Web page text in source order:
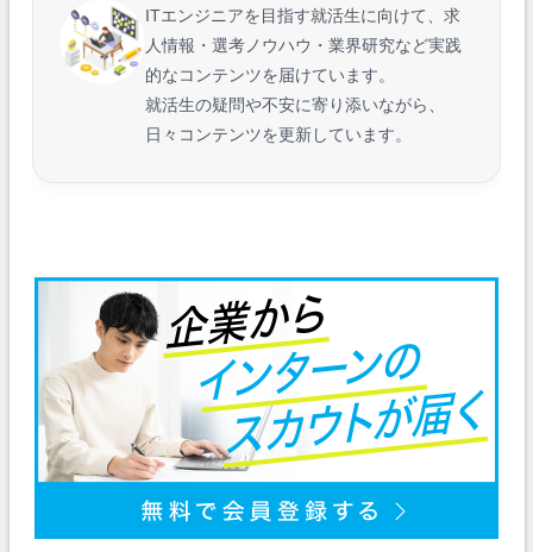
ITエンジニアを目指す就活生に向けて、求
人情報・選考ノウハウ・業界研究など実践
的なコンテンツを届けています。
就活生の疑問や不安に寄り添いながら、
日々コンテンツを更新しています。